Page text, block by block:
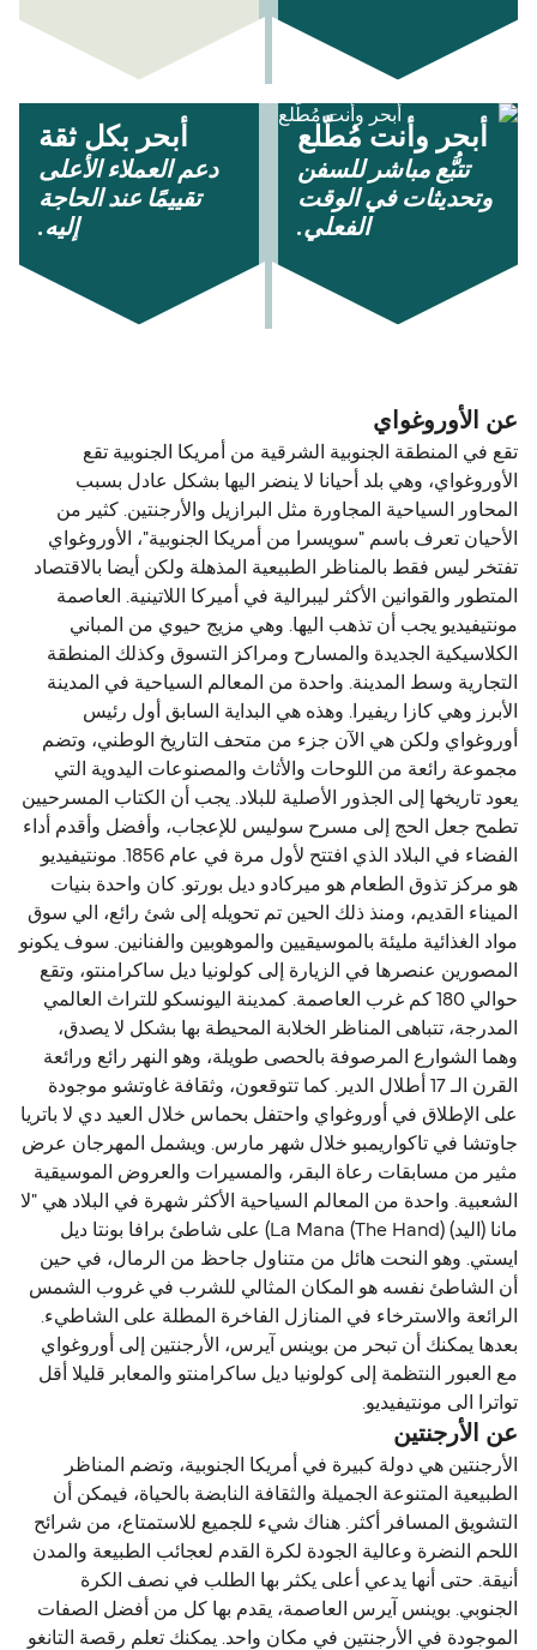
أبحر وأنت مُطّلع
تتبُّع مباشر للسفن
وتحديثات في الوقت
الفعلي.
أبحر بكل ثقة
دعم العملاء الأعلى
تقييمًا عند الحاجة
إليه.
عن الأوروغواي
تقع في المنطقة الجنوبية الشرقية من أمريكا الجنوبية تقع
الأوروغواي، وهي بلد أحيانا لا ينضر اليها بشكل عادل بسبب
المحاور السياحية المجاورة مثل البرازيل والأرجنتين. كثير من
الأحيان تعرف باسم "سويسرا من أمريكا الجنوبية"، الأوروغواي
تفتخر ليس فقط بالمناظر الطبيعية المذهلة ولكن أيضا بالاقتصاد
المتطور والقوانين الأكثر ليبرالية في أميركا اللاتينية. العاصمة
مونتيفيديو يجب أن تذهب اليها. وهي مزيج حيوي من المباني
الكلاسيكية الجديدة والمسارح ومراكز التسوق وكذلك المنطقة
التجارية وسط المدينة. واحدة من المعالم السياحية في المدينة
الأبرز وهي كازا ريفيرا. وهذه هي البداية السابق أول رئيس
أوروغواي ولكن هي الآن جزء من متحف التاريخ الوطني، وتضم
مجموعة رائعة من اللوحات والأثاث والمصنوعات اليدوية التي
يعود تاريخها إلى الجذور الأصلية للبلاد. يجب أن الكتاب المسرحيين
تطمح جعل الحج إلى مسرح سوليس للإعجاب، وأفضل وأقدم أداء
الفضاء في البلاد الذي افتتح لأول مرة في عام 1856. مونتيفيديو
هو مركز تذوق الطعام هو ميركادو ديل بورتو. كان واحدة بنيات
الميناء القديم، ومنذ ذلك الحين تم تحويله إلى شئ رائع، الي سوق
مواد الغذائية مليئة بالموسيقيين والموهوبين والفنانين. سوف يكونو
المصورين عنصرها في الزيارة إلى كولونيا ديل ساكرامنتو، وتقع
حوالي 180 كم غرب العاصمة. كمدينة اليونسكو للتراث العالمي
المدرجة، تتباهى المناظر الخلابة المحيطة بها بشكل لا يصدق،
وهما الشوارع المرصوفة بالحصى طويلة، وهو النهر رائع ورائعة
القرن الـ 17 أطلال الدير. كما تتوقعون، وثقافة غاوتشو موجودة
على الإطلاق في أوروغواي واحتفل بحماس خلال العيد دي لا باتريا
جاوتشا في تاكواريمبو خلال شهر مارس. ويشمل المهرجان عرض
مثير من مسابقات رعاة البقر، والمسيرات والعروض الموسيقية
الشعبية. واحدة من المعالم السياحية الأكثر شهرة في البلاد هي "لا
مانا (اليد) La Mana (The Hand)) على شاطئ برافا بونتا ديل
ايستي. وهو النحت هائل من متناول جاحظ من الرمال، في حين
أن الشاطئ نفسه هو المكان المثالي للشرب في غروب الشمس
الرائعة والاسترخاء في المنازل الفاخرة المطلة على الشاطيء.
بعدها يمكنك أن تبحر من بوينس آيرس، الأرجنتين إلى أوروغواي
مع العبور النتظمة إلى كولونيا ديل ساكرامنتو والمعابر قليلا أقل
تواترا الى مونتيفيديو.
عن الأرجنتين
الأرجنتين هي دولة كبيرة في أمريكا الجنوبية، وتضم المناظر
الطبيعية المتنوعة الجميلة والثقافة النابضة بالحياة، فيمكن أن
التشويق المسافر أكثر. هناك شيء للجميع للاستمتاع، من شرائح
اللحم النضرة وعالية الجودة لكرة القدم لعجائب الطبيعة والمدن
أنيقة. حتى أنها يدعي أعلى يكثر بها الطلب في نصف الكرة
الجنوبي. بوينس آيرس العاصمة، يقدم بها كل من أفضل الصفات
الموجودة في الأرجنتين في مكان واحد. يمكنك تعلم رقصة التانغو